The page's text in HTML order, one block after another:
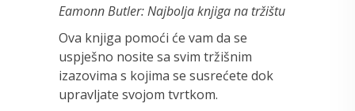
Eamonn Butler: Najbolja knjiga na tržištu
Ova knjiga pomoći će vam da se
uspješno nosite sa svim tržišnim
izazovima s kojima se susrećete dok
upravljate svojom tvrtkom.